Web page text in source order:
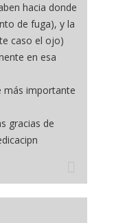
hacia donde
de fuga), y la
caso el ojo)
en esa
más importante
gracias de